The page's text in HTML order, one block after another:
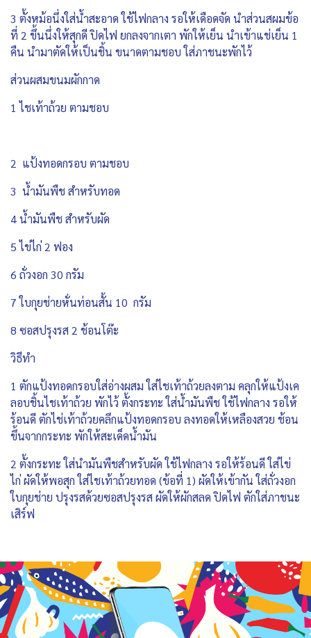
3 ตั้งหม้อนึ่งใส่น้ำสะอาด ใช้ไฟกลาง รอให้เดือดจัด นำส่วนสผมข้อ
ที่ 2 ขึ้นนึ่งให้สุกดี ปิดไฟ ยกลงจากเตา พักให้เย็น นำเข้าแช่เย็น 1
คืน นำมาตัดให้เป็นชิ้น ขนาดตามชอบ ใส่ภาชนะพักไว้
ส่วนผสมขนมผักกาด
1 ไชเท้าถ้วย ตามชอบ
2 แป้งทอดกรอบ ตามชอบ
3 น้ำมันพืช สำหรับทอด
4 น้ำมันพืช สำหรับผัด
5 ไข่ไก่ 2 ฟอง
6 ถั่วงอก 30 กรัม
7 ใบกุยช่ายหั่นท่อนสั้น 10 กรัม
8 ซอสปรุงรส 2 ช้อนโต๊ะ
วิธีทำ
1 ตักแป้งทอดกรอบใส่อ่างผสม ใส่ไชเท้าถ้วยลงตาม คลุกให้แป้งเค
ลอบชิ้นไชเท้าถ้วย พักไว้ ตั้งกระทะ ใส่น้ำมันพืช ใช้ไฟกลาง รอให้
ร้อนดี ตักไช่เท้าถ้วยคลึกแป้งทอดกรอบ ลงทอดให้เหลืองสวย ช้อน
ขึ้นจากกระทะ พักให้สะเด็ดน้ำมัน
2 ตั้งกระทะ ใส่นำมันพืชสำหรับผัด ใช้ไฟกลาง รอให้ร้อนดี ใส่ไข่
ไก่ ผัดให้พอสุก ใส่ไชเท้าถ้วยทอด (ข้อที่ 1) ผัดให้เข้ากัน ใส่ถั่วงอก
ใบกุยช่าย ปรุงรสด้วยซอสปรุงรส ผัดให้ผักสลด ปิดไฟ ตักใส่ภาชนะ
เสิร์ฟ